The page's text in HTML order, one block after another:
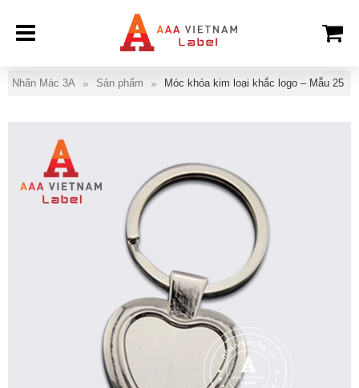
Nhãn Mác 3A Sản phẩm Móc khóa kim loại khắc logo – Mẫu 25